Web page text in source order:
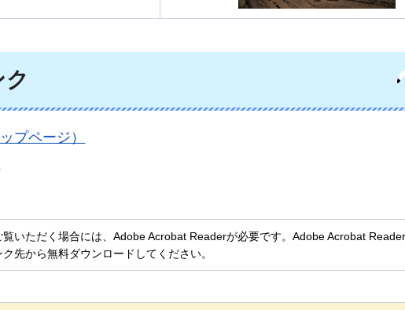
プページ）
いただく場合には、Adobe Acrobat Readerが必要です。Adobe Acrobat
先から無料ダウンロードしてください。